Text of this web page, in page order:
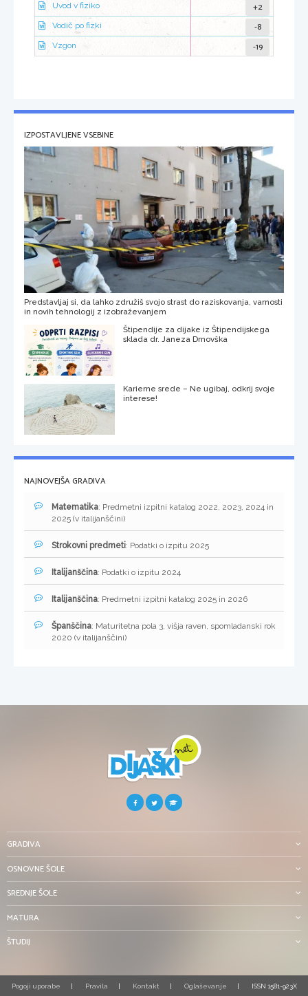
Uvod v fiziko +2
Vodič po fizki -8
Vzgon -19
IZPOSTAVLJENE VSEBINE
Predstavljaj si, da lahko združiš svojo strast do raziskovanja, varnosti
in novih tehnologij z izobraževanjem
Štipendije za dijake iz Štipendijskega
sklada dr. Janeza Drnovška
Karierne srede – Ne ugibaj, odkrij svoje
interese!
NAJNOVEJŠA GRADIVA
Matematika: Predmetni izpitni katalog 2022, 2023, 2024 in
2025 (v italijanščini)
Strokovni predmeti: Podatki o izpitu 2025
Italijanščina: Podatki o izpitu 2024
Italijanščina: Predmetni izpitni katalog 2025 in 2026
Španščina: Maturitetna pola 3, višja raven, spomladanski rok
2020 (v italijanščini)
GRADIVA
OSNOVNE ŠOLE
SREDNJE ŠOLE
MATURA
ŠTUDIJ
Pogoji uporabe Pravila Kontakt Oglaševanje ISSN 1581-923X